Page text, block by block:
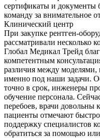
сертификаты и документы
команду за внимательное
Клинический центр
При закупке рентген-
рассматривали несколько
Глобал Медикал Трейд
компетентным
различия между моделями,
именно под наши задачи.
точно в срок, инженеры
обучение персонала.
перебоев, врачи довольны
пациенты отмечают
поддержку специалистов
обратиться за помощью